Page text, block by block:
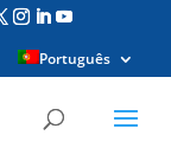
Português